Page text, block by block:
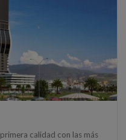
calidad con las más